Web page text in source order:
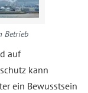
Betrieb
auf
kann
ein Bewusstsein